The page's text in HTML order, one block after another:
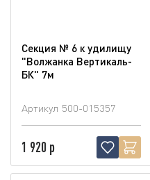
Секция № 6 к удилищу
"Волжанка Вертикаль-
БК" 7м
Артикул 500-015357
1 920 р